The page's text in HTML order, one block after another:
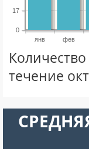
янв фев
0
17
течение